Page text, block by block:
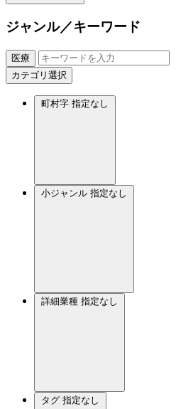
ジャンル／キーワード
医療
カテゴリ選択
町村字 指定なし
小ジャンル 指定なし
詳細業種 指定なし
タグ 指定なし